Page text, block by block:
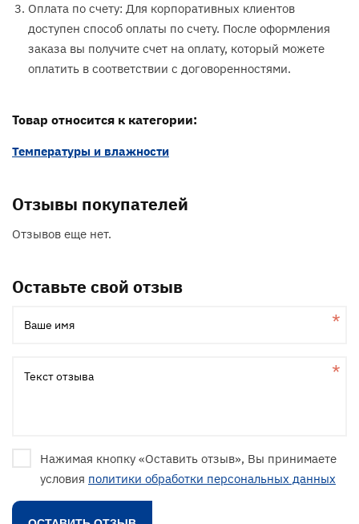
Оплата по счету: Для корпоративных клиентов
доступен способ оплаты по счету. После оформления
заказа вы получите счет на оплату, который можете
оплатить в соответствии с договоренностями.
Товар относится к категории:
Температуры и влажности
Отзывы покупателей
Отзывов еще нет.
Оставьте свой отзыв
Ваше имя
Текст отзыва
Нажимая кнопку «Оставить отзыв», Вы принимаете
условия политики обработки персональных данных